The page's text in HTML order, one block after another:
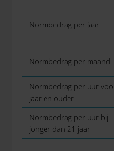
Normbedrag per jaar
Normbedrag per maand
Normbedrag per uur
jaar en ouder
Normbedrag per uur bij
jonger dan 21 jaar